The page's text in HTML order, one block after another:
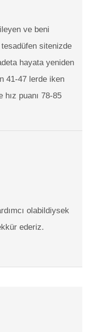
ve beni
sitenizde
hayata yeniden
41-47 lerde iken
puanı 78-85
olabildiysek
ederiz.